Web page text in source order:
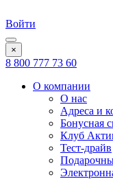
Войти
×
8 800 777 73 60
О компании
О нас
Адреса и
Бонусная
Клуб
Тест-драйв